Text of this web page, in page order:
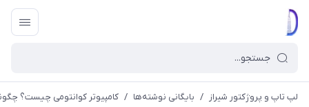
لپ تاپ و پروژکتور شیراز / بایگانی نوشته‌ها / کامپیوتر کوانتومی چیست؟